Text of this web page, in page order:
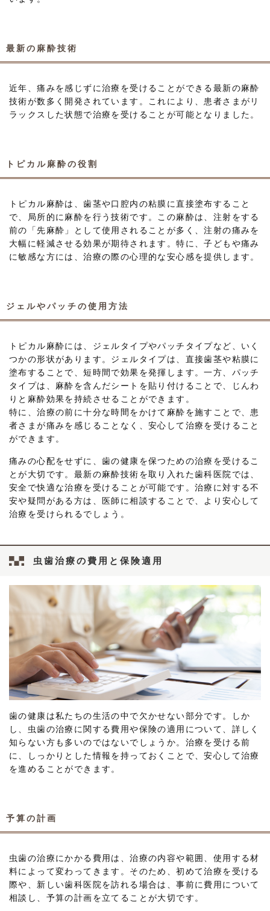
最新の麻酔技術
近年、痛みを感じずに治療を受けることができる最新の麻酔
技術が数多く開発されています。これにより、患者さまがリ
ラックスした状態で治療を受けることが可能となりました。
トピカル麻酔の役割
トピカル麻酔は、歯茎や口腔内の粘膜に直接塗布すること
で、局所的に麻酔を行う技術です。この麻酔は、注射をする
前の「先麻酔」として使用されることが多く、注射の痛みを
大幅に軽減させる効果が期待されます。特に、子どもや痛み
に敏感な方には、治療の際の心理的な安心感を提供します。
ジェルやパッチの使用方法
トピカル麻酔には、ジェルタイプやパッチタイプなど、いく
つかの形状があります。ジェルタイプは、直接歯茎や粘膜に
塗布することで、短時間で効果を発揮します。一方、パッチ
タイプは、麻酔を含んだシートを貼り付けることで、じんわ
りと麻酔効果を持続させることができます。
特に、治療の前に十分な時間をかけて麻酔を施すことで、患
者さまが痛みを感じることなく、安心して治療を受けること
ができます。
痛みの心配をせずに、歯の健康を保つための治療を受けるこ
とが大切です。最新の麻酔技術を取り入れた歯科医院では、
安全で快適な治療を受けることが可能です。治療に対する不
安や疑問がある方は、医師に相談することで、より安心して
治療を受けられるでしょう。
虫歯治療の費用と保険適用
歯の健康は私たちの生活の中で欠かせない部分です。しか
し、虫歯の治療に関する費用や保険の適用について、詳しく
知らない方も多いのではないでしょうか。治療を受ける前
に、しっかりとした情報を持っておくことで、安心して治療
を進めることができます。
予算の計画
虫歯の治療にかかる費用は、治療の内容や範囲、使用する材
料によって変わってきます。そのため、初めて治療を受ける
際や、新しい歯科医院を訪れる場合は、事前に費用について
相談し、予算の計画を立てることが大切です。